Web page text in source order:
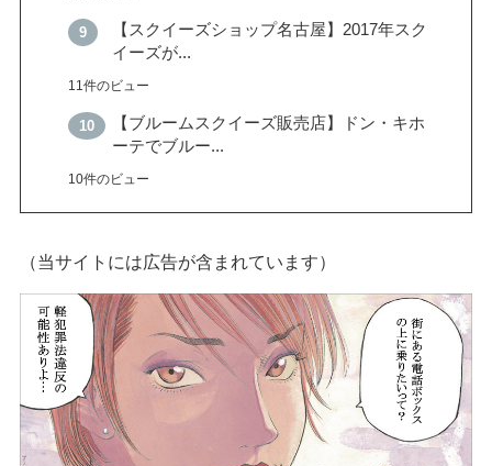
【スクイーズショップ名古屋】2017年スク
イーズが...
11件のビュー
【ブルームスクイーズ販売店】ドン・キホ
ーテでブルー...
10件のビュー
（当サイトには広告が含まれています）